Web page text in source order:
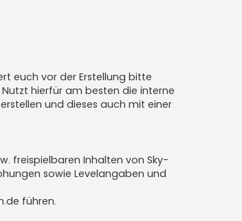
euch vor der Erstellung bitte
hierfür am besten die interne
und dieses auch mit einer
freispielbaren Inhalten von Sky-
sowie Levelangaben und
führen.